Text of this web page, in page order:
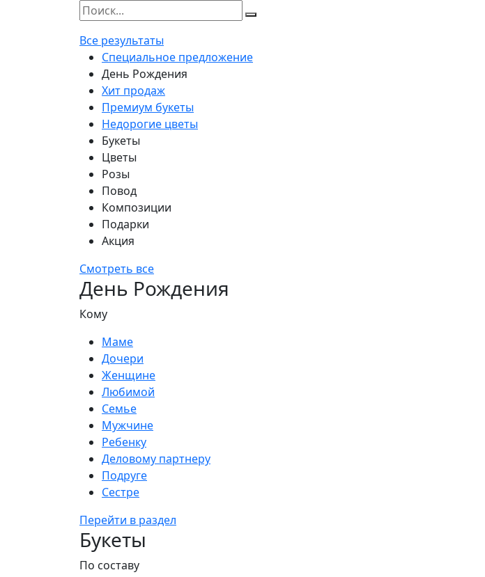
Все результаты
Специальное предложение
День Рождения
Хит продаж
Премиум букеты
Недорогие цветы
Букеты
Цветы
Розы
Повод
Композиции
Подарки
Акция
Смотреть все
День Рождения
Кому
Маме
Дочери
Женщине
Любимой
Семье
Мужчине
Ребенку
Деловому партнеру
Подруге
Сестре
Перейти в раздел
Букеты
По составу